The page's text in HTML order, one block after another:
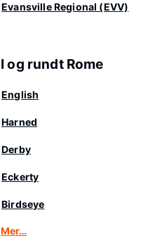
Evansville Regional (EVV)
I og rundt Rome
English
Harned
Derby
Eckerty
Birdseye
Mer…